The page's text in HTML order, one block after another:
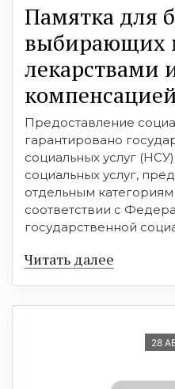
Памятка для
выбирающих
лекарствами
Предоставление
гарантировано
социальных услуг
социальных услуг,
отдельным
соответствии с
государственной
Читать далее
28